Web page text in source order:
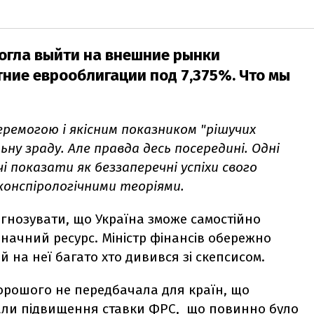
выйти на внешние рынки
еврооблигации под 7,375%. Что мы
і якісним показником "рішучих
зраду. Але правда десь посередині. Одні
як беззаперечні успіхи свого
теоріями.
що Україна зможе самостійно
ресурс. Міністр фінансів обережно
неї багато хто дивився зі скепсисом.
не передбачала для країн, що
підвищення ставки ФРС, що повинно було